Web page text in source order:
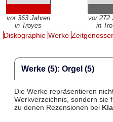
vor 363 Jahren
in Troyes
vor 272
in
Diskographie Werke
Werke (5): Orgel (5)
Die Werke repräsentieren
Werkverzeichnis, sondern sie
zu denen Rezensionen bei